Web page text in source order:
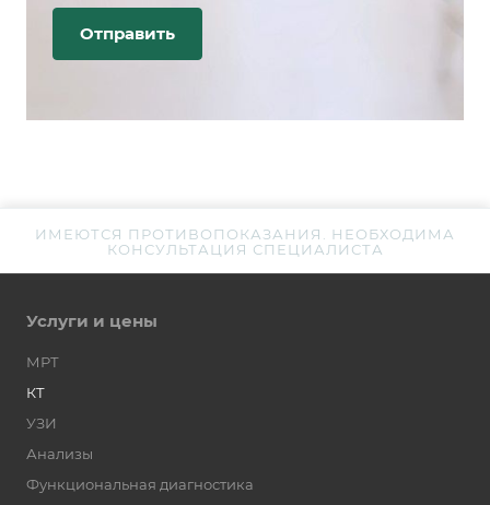
ИМЕЮТСЯ ПРОТИВОПОКАЗАНИЯ. НЕОБХОДИМА
КОНСУЛЬТАЦИЯ СПЕЦИАЛИСТА
Услуги и цены
МРТ
КТ
УЗИ
Анализы
Функциональная диагностика